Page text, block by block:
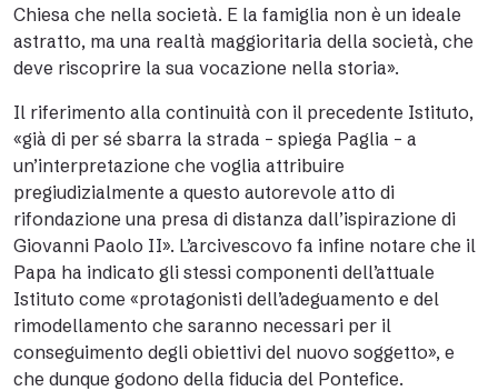
Chiesa che nella società. E la famiglia non è un ideale
astratto, ma una realtà maggioritaria della società, che
deve riscoprire la sua vocazione nella storia».
Il riferimento alla continuità con il precedente Istituto,
«già di per sé sbarra la strada – spiega Paglia – a
un’interpretazione che voglia attribuire
pregiudizialmente a questo autorevole atto di
rifondazione una presa di distanza dall’ispirazione di
Giovanni Paolo II». L’arcivescovo fa infine notare che il
Papa ha indicato gli stessi componenti dell’attuale
Istituto come «protagonisti dell’adeguamento e del
rimodellamento che saranno necessari per il
conseguimento degli obiettivi del nuovo soggetto», e
che dunque godono della fiducia del Pontefice.